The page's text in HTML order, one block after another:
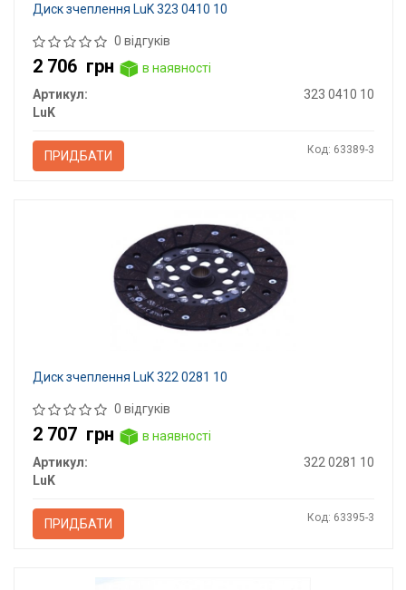
Диск зчеплення LuK 323 0410 10
0 відгуків
2 706 грн
в наявності
Артикул:
323 0410 10
LuK
ПРИДБАТИ Код: 63389-3
Диск зчеплення LuK 322 0281 10
0 відгуків
2 707 грн
в наявності
Артикул:
322 0281 10
LuK
ПРИДБАТИ Код: 63395-3